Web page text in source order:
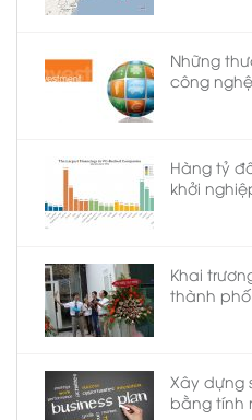
Những
công
Hàng tỷ
khởi
Khai
thành phố
Xây dựng
bằng tính